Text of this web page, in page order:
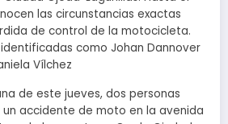
las circunstancias exactas
de control de la motocicleta.
como Johan Dannover
Vílchez
de este jueves, dos personas
accidente de moto en la avenida